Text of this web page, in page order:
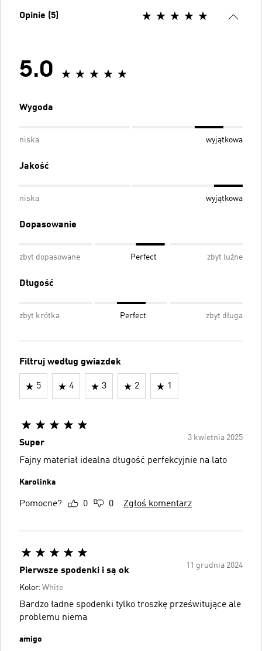
Opinie (5)
5.0
Wygoda
niska wyjątkowa
Jakość
niska wyjątkowa
Dopasowanie
zbyt dopasowane Perfect zbyt luźne
Długość
zbyt krótka Perfect zbyt długa
Filtruj według gwiazdek
5 4 3 2 1
3 kwietnia 2025
Super
Fajny materiał idealna długość perfekcyjnie na lato
Karolinka
Pomocne? 0 0 Zgłoś komentarz
11 grudnia 2024
Pierwsze spodenki i są ok
Kolor: White
Bardzo ładne spodenki tylko troszkę prześwitujące ale
problemu niema
amigo